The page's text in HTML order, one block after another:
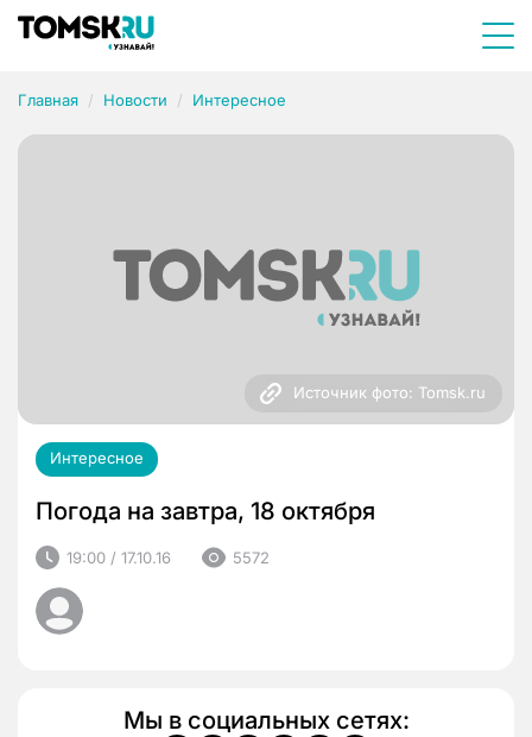
Главная Новости Интересное
Источник фото: Tomsk.ru
Интересное
Погода на завтра, 18 октября
19:00 / 17.10.16 5572
Мы в социальных сетях: